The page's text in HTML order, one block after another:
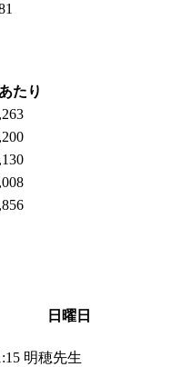
たり
日曜日
明穂先生